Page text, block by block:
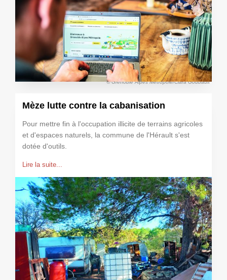
© Grenoble Alpes Métropole/Clara Goubault
Mèze lutte contre la cabanisation
Pour mettre fin à l'occupation illicite de terrains agricoles
et d'espaces naturels, la commune de l'Hérault s'est
dotée d'outils.
Lire la suite...